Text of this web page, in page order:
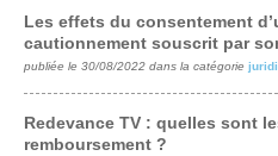
Les effets du consentement
cautionnement souscrit par
publiée le 30/08/2022 dans la catégorie
Redevance TV : quelles sont
remboursement ?